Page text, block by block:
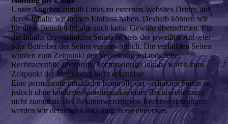
Unser Angebot enthält Links zu externen Websites Dritter, auf
deren Inhalte wir keinen Einfluss haben. Deshalb können wir
für diese fremden Inhalte auch keine Gewähr übernehmen. Für
die Inhalte der verlinkten Seiten ist stets der jeweilige Anbieter
oder Betreiber der Seiten verantwortlich. Die verlinkten Seiten
wurden zum Zeitpunkt der Verlinkung auf mögliche
Rechtsverstöße überprüft. Rechtswidrige Inhalte waren zum
Zeitpunkt der Verlinkung nicht erkennbar.
Eine permanente inhaltliche Kontrolle der verlinkten Seiten ist
jedoch ohne konkrete Anhaltspunkte einer Rechtsverletzung
nicht zumutbar. Bei Bekanntwerden von Rechtsverletzungen
werden wir derartige Links umgehend entfernen.